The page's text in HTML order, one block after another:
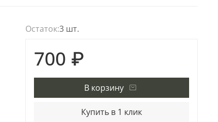
Остаток:3 шт.
700 ₽
В корзину
Купить в 1 клик